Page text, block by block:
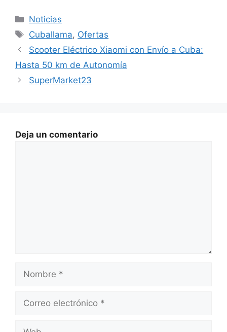
Categorías
Noticias
Etiquetas
Cuballama, Ofertas
Scooter Eléctrico Xiaomi con Envío a Cuba:
Hasta 50 km de Autonomía
SuperMarket23
Deja un comentario
Nombre
Correo
Web